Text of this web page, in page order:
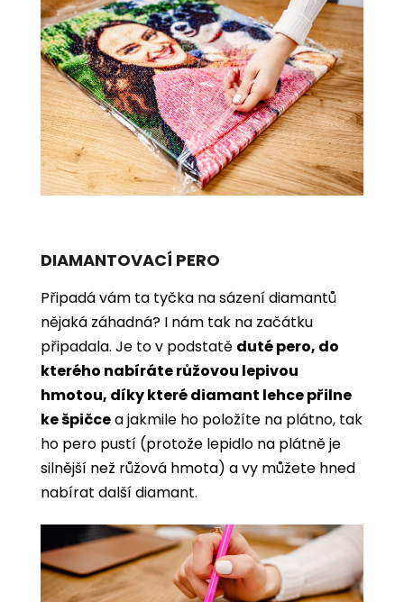
DIAMANTOVACÍ PERO
Připadá vám ta tyčka na sázení diamantů
nějaká záhadná? I nám tak na začátku
připadala. Je to v podstatě duté pero, do
kterého nabíráte růžovou lepivou
hmotou, díky které diamant lehce přilne
ke špičcea jakmile ho položíte na plátno, tak
ho pero pustí (protože lepidlo na plátně je
silnější než růžová hmota) a vy můžete hned
nabírat další diamant.